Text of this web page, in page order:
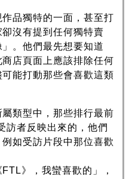
品獨特的一面，甚至打
沒有提到任何獨特賣
。他們最先想要知道
店頁面上應該排除任何
能打動那些會喜歡這類
類型中，那些排行最前
訪者反映出來的，他們
如受訪片段中那位喜歡
》，我蠻喜歡的」，